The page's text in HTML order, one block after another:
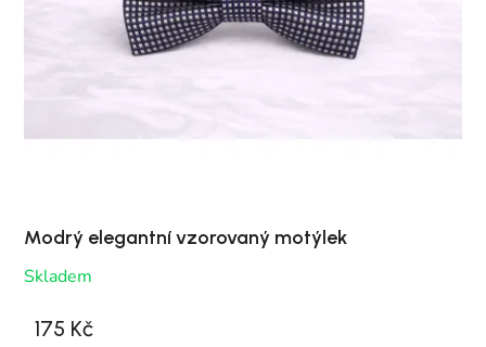
Modrý elegantní vzorovaný motýlek
Skladem
175 Kč